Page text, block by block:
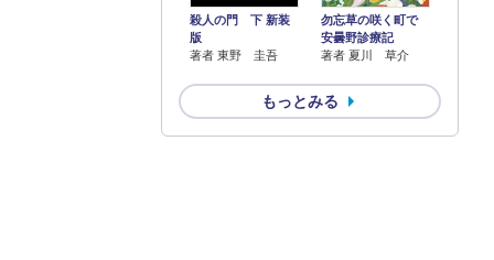
殺人の門 下 新装
版
著者 東野 圭吾
勿忘草の咲く町で
安曇野診療記
著者 夏川 草介
もっとみる